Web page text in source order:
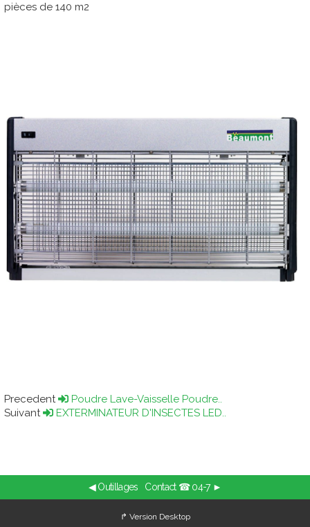
pièces de 140 m2
Precedent
Poudre Lave-Vaisselle Poudre..
Suivant
EXTERMINATEUR D'INSECTES LED..
◀ Outillages Contact ☎ 04-7 ►
↱ Version Desktop